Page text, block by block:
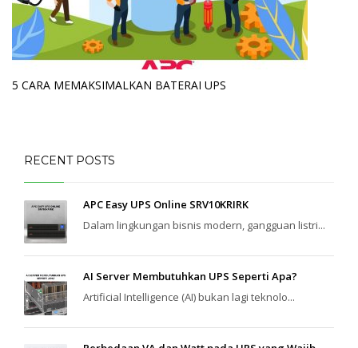
5 CARA MEMAKSIMALKAN BATERAI UPS
RECENT POSTS
APC Easy UPS Online SRV10KRIRK
Dalam lingkungan bisnis modern, gangguan listri...
AI Server Membutuhkan UPS Seperti Apa?
Artificial Intelligence (AI) bukan lagi teknolo...